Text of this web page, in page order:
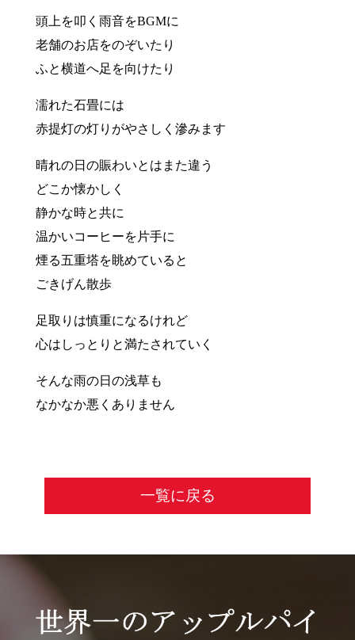
頭上を叩く雨音をBGMに
老舗のお店をのぞいたり
ふと横道へ足を向けたり
濡れた石畳には
赤提灯の灯りがやさしく滲みます
晴れの日の賑わいとはまた違う
どこか懐かしく
静かな時と共に
温かいコーヒーを片手に
煙る五重塔を眺めていると
ごきげん散歩
足取りは慎重になるけれど
心はしっとりと満たされていく
そんな雨の日の浅草も
なかなか悪くありません
一覧に戻る